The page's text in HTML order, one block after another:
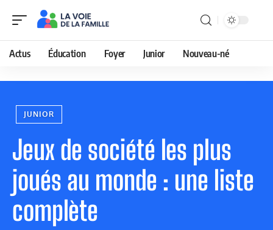
Actus Éducation Foyer Junior Nouveau-né
JUNIOR
Jeux de société les plus
joués au monde : une liste
complète